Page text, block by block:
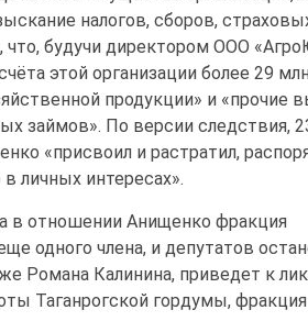
налогов, сборов,
будучи директором ООО
этой организации более 29
продукции» и «прочие
займов». По версии следствия,
«присвоил и растратил,
личных интересах».
в отношении Анищенко фракция
одного члена, и депутатов
Романа Калинина, приведет к
Таганрогской гордумы,